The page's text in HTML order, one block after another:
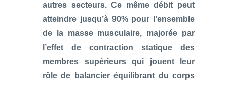
autres secteurs. Ce même débit peut
atteindre jusqu’à 90% pour l’ensemble
de la masse musculaire, majorée par
l’effet de contraction statique des
membres supérieurs qui jouent leur
rôle de balancier équilibrant du corps